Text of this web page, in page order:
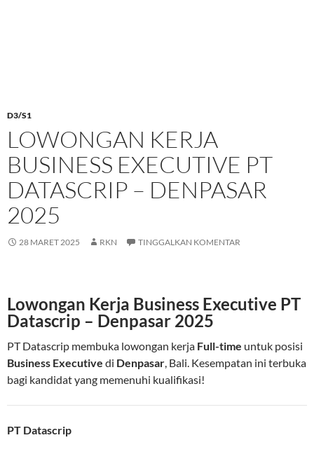
D3/S1
LOWONGAN KERJA
BUSINESS EXECUTIVE PT
DATASCRIP – DENPASAR
2025
28 MARET 2025 RKN TINGGALKAN KOMENTAR
Lowongan Kerja Business Executive PT
Datascrip – Denpasar 2025
PT Datascrip membuka lowongan kerja Full-time untuk posisi
Business Executive di Denpasar, Bali. Kesempatan ini terbuka
bagi kandidat yang memenuhi kualifikasi!
PT Datascrip